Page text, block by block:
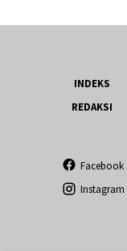
INDEKS
REDAKSI
Facebook
Instagram